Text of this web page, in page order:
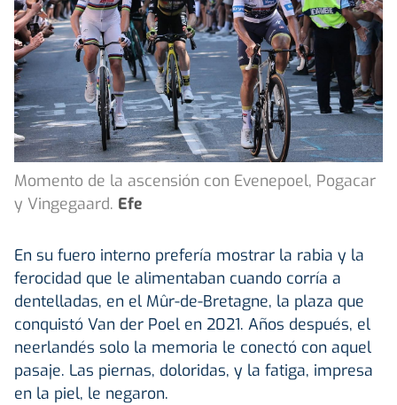
Momento de la ascensión con Evenepoel, Pogacar
y Vingegaard. Efe
En su fuero interno prefería mostrar la rabia y la
ferocidad que le alimentaban cuando corría a
dentelladas, en el Mûr-de-Bretagne, la plaza que
conquistó Van der Poel en 2021. Años después, el
neerlandés solo la memoria le conectó con aquel
pasaje. Las piernas, doloridas, y la fatiga, impresa
en la piel, le negaron.